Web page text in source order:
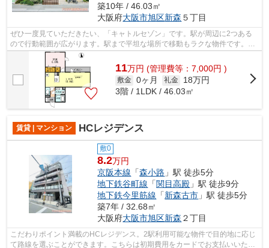
築10年 / 46.03㎡
大阪府大阪市旭区新森 ５丁目
ぜひ一度見ていただきたい、「キャトルセゾン」です。駅が周辺に2つある
ので行動範囲が広がります。駅まで平坦な場所で移動もラクな物件です。外
観タイル張りなので、年月とともに味わ...
11万円 (管理費等：7,000円 )
敷金 0ヶ月 礼金
18万円
3階 / 1LDK / 46.03㎡
賃貸 | マンション HCレジデンス
敷0
8.2万円
京阪本線 「森小路 」駅 徒歩5分
地下鉄谷町線 「関目高殿 」駅 徒歩9分
地下鉄今里筋線 「新森古市 」駅 徒歩5分
築7年 / 32.68㎡
大阪府大阪市旭区新森 ２丁目
こだわりポイント満載のHCレジデンス。2駅利用可能な物件で目的地に応じ
て路線を選ぶことができます。こちらは初期費用をカードでお支払いいただ